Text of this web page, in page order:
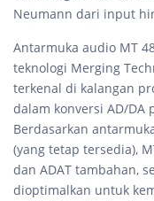
Neumann dari input
Antarmuka audio MT
teknologi Merging
terkenal di kalangan
dalam konversi AD/
Berdasarkan
(yang tetap tersedia),
dan ADAT tambahan,
dioptimalkan untuk